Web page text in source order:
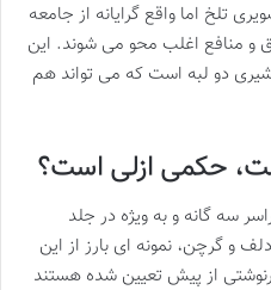
تلخ اما واقع گرایانه از جامعه
و منافع اغلب محو می شوند. این
دو لبه است که می تواند هم
حکمی ازلی است؟
سه گانه و به ویژه در جلد
و گرچن، نمونه ای بارز از این
از پیش تعیین شده هستند